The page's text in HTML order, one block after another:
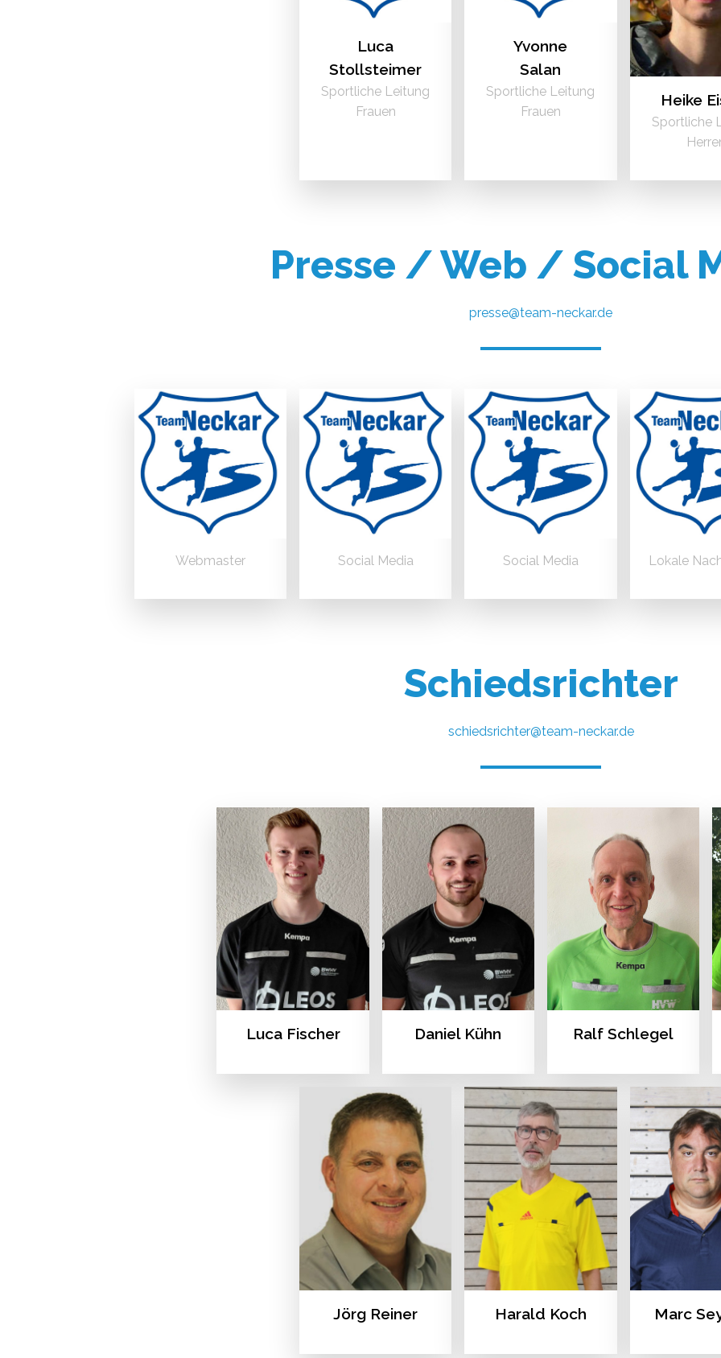
Luca
Stollsteimer
Sportliche Leitung
Frauen
Yvonne
Salan
Sportliche Leitung
Frauen
Heike
Sportliche
Presse / Web / Social
presse@team-neckar.de
Webmaster Social Media Social Media Lokale
Schiedsrichter
schiedsrichter@team-neckar.de
Luca Fischer Daniel Kühn Ralf Schlegel
Jörg Reiner Harald Koch Marc